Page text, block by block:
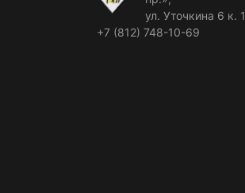
ул. Уточкина 6 к. 1
+7 (812) 748-10-69